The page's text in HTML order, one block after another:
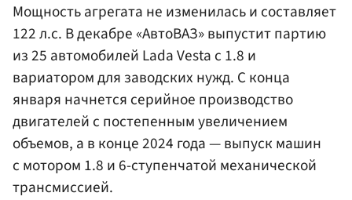
Мощность агрегата не изменилась и составляет
122 л.с. В декабре «АвтоВАЗ» выпустит партию
из 25 автомобилей Lada Vesta с 1.8 и
вариатором для заводских нужд. С конца
января начнется серийное производство
двигателей с постепенным увеличением
объемов, а в конце 2024 года — выпуск машин
с мотором 1.8 и 6-ступенчатой механической
трансмиссией.